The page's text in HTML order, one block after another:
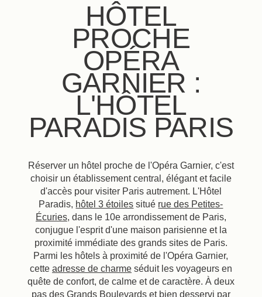
HÔTEL
PROCHE
OPÉRA
GARNIER :
L'HÔTEL
PARADIS PARIS
Réserver un hôtel proche de l'Opéra Garnier, c'est
choisir un établissement central, élégant et facile
d'accès pour visiter Paris autrement. L'Hôtel
Paradis, hôtel 3 étoiles situé rue des Petites-
Écuries, dans le 10e arrondissement de Paris,
conjugue l'esprit d'une maison parisienne et la
proximité immédiate des grands sites de Paris.
Parmi les hôtels à proximité de l'Opéra Garnier,
cette adresse de charmeséduit les voyageurs en
quête de confort, de calme et de caractère. À deux
pas des Grands Boulevards et bien desservi par